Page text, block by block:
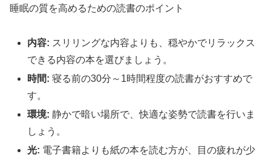
睡眠の質を高めるための読書のポイント
内容: スリリングな内容よりも、穏やかでリラックス
できる内容の本を選びましょう。
時間: 寝る前の30分～1時間程度の読書がおすすめで
す。
環境: 静かで暗い場所で、快適な姿勢で読書を行いま
しょう。
光: 電子書籍よりも紙の本を読む方が、目の疲れが少